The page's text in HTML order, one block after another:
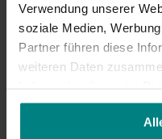
Verwendung unserer
soziale Medien,
Partner führen diese
weiteren Daten
gesammelt haben.
JetztKaufen, später
Versandkosten ab2,95
Vergiss diese Produkte